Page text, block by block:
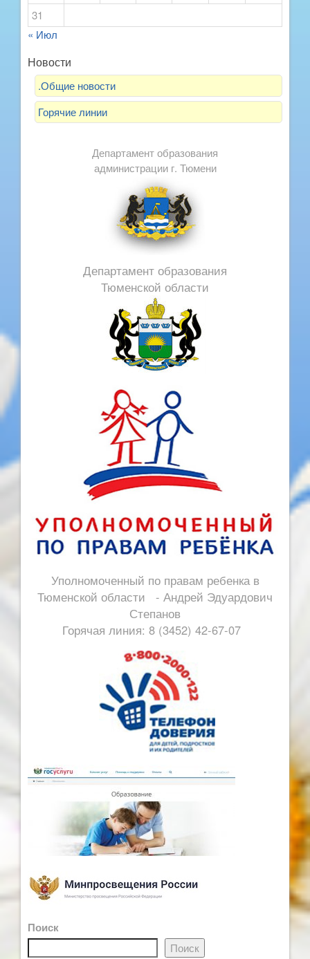
31
« Июл
Новости
.Общие новости
Горячие линии
Департамент образования
администрации г. Тюмени
Департамент образования
Тюменской области
Уполномоченный по правам ребенка в
Тюменской области - Андрей Эдуардович
Степанов
Горячая линия: 8 (3452) 42-67-07
Поиск
Поиск